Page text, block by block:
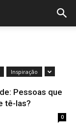
Inspiração
Pessoas que
tê-las?
0